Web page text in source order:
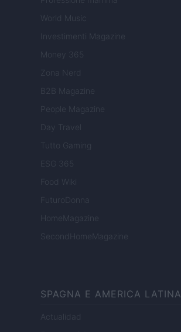
World Music
Investimenti Magazine
Money 365
Zona Nerd
B2B Magazine
People Magazine
Day Travel
Tutto Gaming
ESG 365
Food Wiki
FuturoDonna
HomeMagazine
SecondHomeMagazine
SPAGNA E AMERICA LATINA
Actualidad